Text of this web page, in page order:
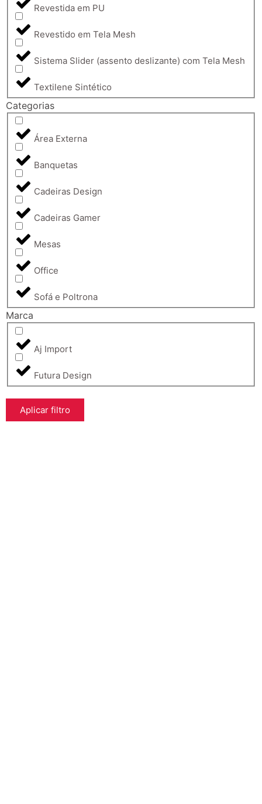
Revestida em PU
Revestido em Tela Mesh
Sistema Slider (assento deslizante) com Tela Mesh
Textilene Sintético
Categorias
Área Externa
Banquetas
Cadeiras Design
Cadeiras Gamer
Mesas
Office
Sofá e Poltrona
Marca
Aj Import
Futura Design
Aplicar filtro